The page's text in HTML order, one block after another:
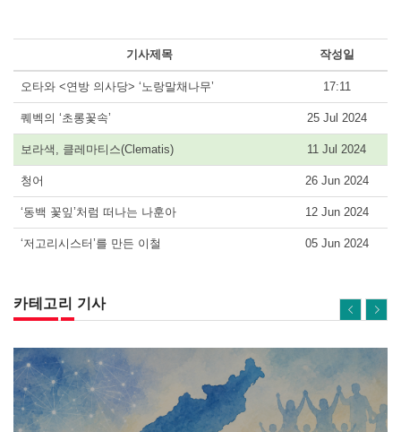
기사제목 작성일
오타와 <연방 의사당> ‘노랑말채나무’ 17:11
퀘벡의 ‘초롱꽃속’ 25 Jul 2024
보라색, 클레마티스(Clematis) 11 Jul 2024
청어 26 Jun 2024
‘동백 꽃잎’처럼 떠나는 나훈아 12 Jun 2024
‘저고리시스터’를 만든 이철 05 Jun 2024
카테고리 기사